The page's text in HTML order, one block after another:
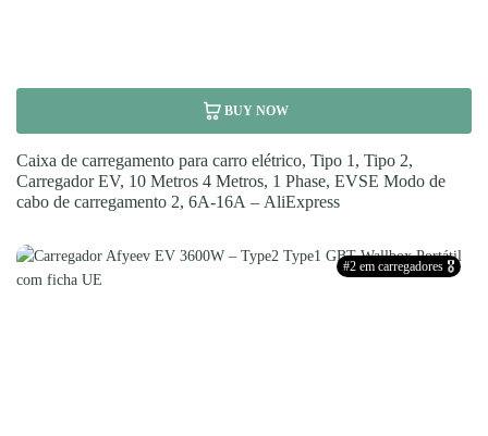
BUY NOW
Caixa de carregamento para carro elétrico, Tipo 1, Tipo 2,
Carregador EV, 10 Metros 4 Metros, 1 Phase, EVSE Modo de
cabo de carregamento 2, 6A-16A – AliExpress
#2 em carregadores 🎖️